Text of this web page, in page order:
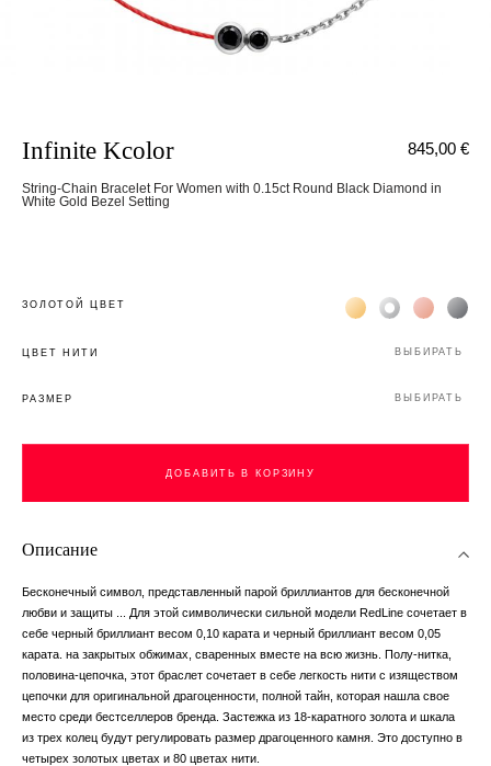
Infinite Kcolor
String-Chain Bracelet For Women with 0.15ct Round Black Diamond in
White Gold Bezel Setting
845,00 €
ЗОЛОТОЙ ЦВЕТ Жёлтое золото 18К
Белое золото
Розовое
ЦВЕТ НИТИ ВЫБИРАТЬ
РАЗМЕР ВЫБИРАТЬ
ДОБАВИТЬ В КОРЗИНУ
Описание
Бесконечный символ, представленный парой бриллиантов для бесконечной
любви и защиты ... Для этой символически сильной модели RedLine сочетает в
себе черный бриллиант весом 0,10 карата и черный бриллиант весом 0,05
карата. на закрытых обжимах, сваренных вместе на всю жизнь. Полу-нитка,
половина-цепочка, этот браслет сочетает в себе легкость нити с изяществом
цепочки для оригинальной драгоценности, полной тайн, которая нашла свое
место среди бестселлеров бренда. Застежка из 18-каратного золота и шкала
из трех колец будут регулировать размер драгоценного камня. Это доступно в
четырех золотых цветах и ​​80 цветах нити.